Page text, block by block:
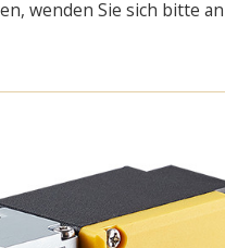
wenden Sie sich bitte